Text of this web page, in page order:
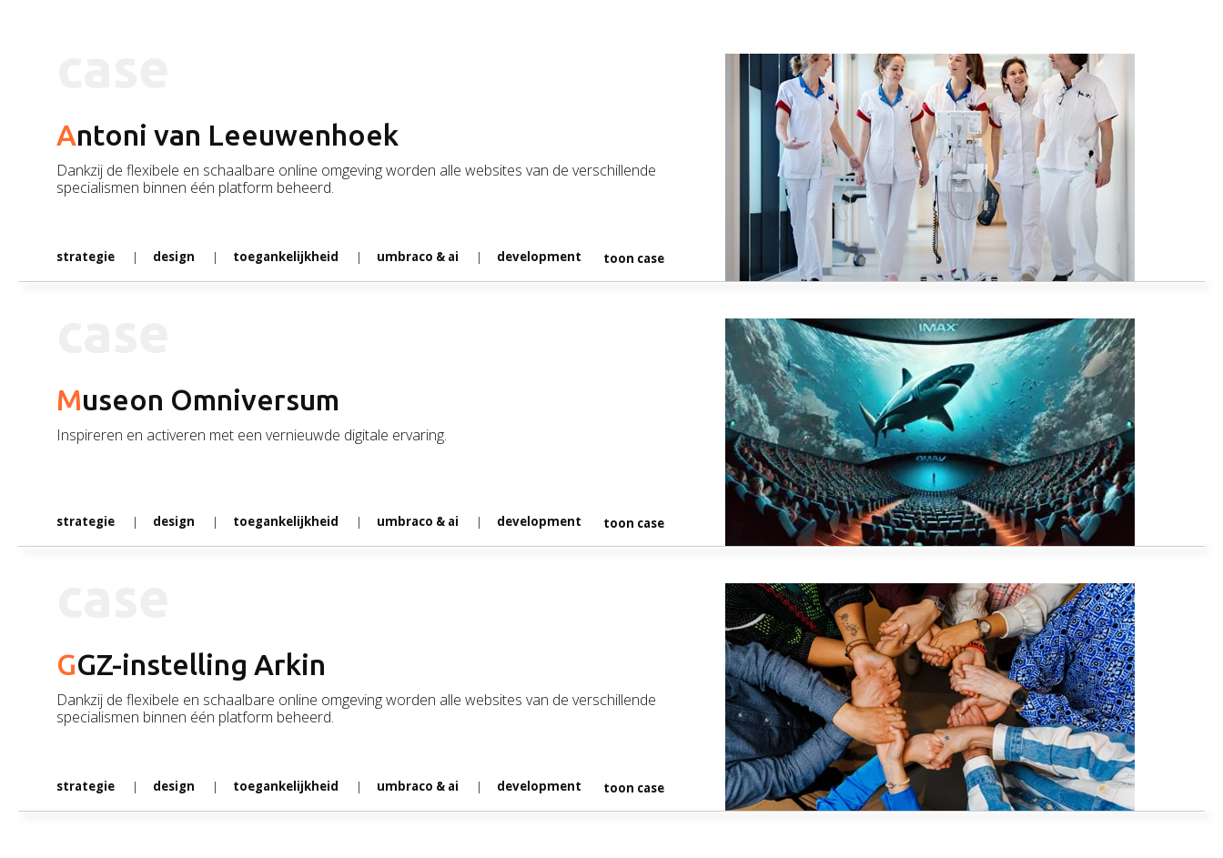
Antoni van Leeuwenhoek
Dankzij de flexibele en schaalbare online omgeving worden alle websites van de verschillende
specialismen binnen één platform beheerd.
strategie design toegankelijkheid umbraco & ai development toon case
Museon Omniversum
Inspireren en activeren met een vernieuwde digitale ervaring.
strategie design toegankelijkheid umbraco & ai development toon case
GGZ-instelling Arkin
Dankzij de flexibele en schaalbare online omgeving worden alle websites van de verschillende
specialismen binnen één platform beheerd.
strategie design toegankelijkheid umbraco & ai development toon case
Sint Nicolaasstraat 9
1012 NJ Amsterdam
+31 20 420 17 02
Expertises
Umbraco & AI
Corporates, e-commerce platformen, b-2-b bedrijven
Musea, theaters, festivals, cultuur-educatie
Ziekenhuizen, GGZ instellingen, zorg-organisaties
Kennistips